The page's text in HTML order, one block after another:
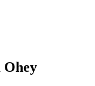
Ohey